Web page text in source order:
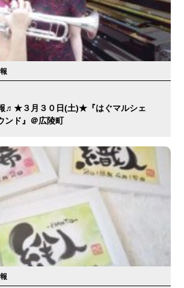
♬★３月３０日(土)★『はぐマルシェ
ド』＠広陵町